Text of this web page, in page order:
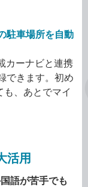
駐車場所を自動
カーナビと連携
できます。初め
、あとでマイ
活用
語が苦手でも